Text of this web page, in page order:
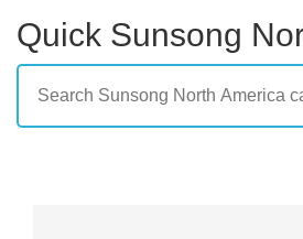
Quick Sunsong